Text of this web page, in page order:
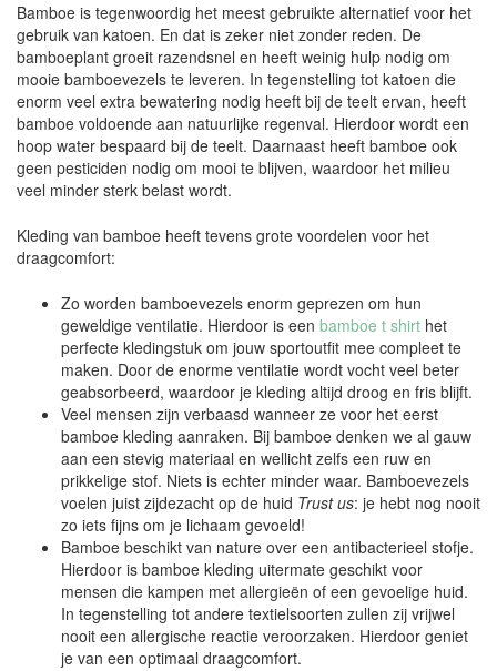
Bamboe is tegenwoordig het meest gebruikte alternatief voor het
gebruik van katoen. En dat is zeker niet zonder reden. De
bamboeplant groeit razendsnel en heeft weinig hulp nodig om
mooie bamboevezels te leveren. In tegenstelling tot katoen die
enorm veel extra bewatering nodig heeft bij de teelt ervan, heeft
bamboe voldoende aan natuurlijke regenval. Hierdoor wordt een
hoop water bespaard bij de teelt. Daarnaast heeft bamboe ook
geen pesticiden nodig om mooi te blijven, waardoor het milieu
veel minder sterk belast wordt.
Kleding van bamboe heeft tevens grote voordelen voor het
draagcomfort:
Zo worden bamboevezels enorm geprezen om hun
geweldige ventilatie. Hierdoor is een bamboe t shirt het
perfecte kledingstuk om jouw sportoutfit mee compleet te
maken. Door de enorme ventilatie wordt vocht veel beter
geabsorbeerd, waardoor je kleding altijd droog en fris blijft.
Veel mensen zijn verbaasd wanneer ze voor het eerst
bamboe kleding aanraken. Bij bamboe denken we al gauw
aan een stevig materiaal en wellicht zelfs een ruw en
prikkelige stof. Niets is echter minder waar. Bamboevezels
voelen juist zijdezacht op de huid Trust us: je hebt nog nooit
zo iets fijns om je lichaam gevoeld!
Bamboe beschikt van nature over een antibacterieel stofje.
Hierdoor is bamboe kleding uitermate geschikt voor
mensen die kampen met allergieën of een gevoelige huid.
In tegenstelling tot andere textielsoorten zullen zij vrijwel
nooit een allergische reactie veroorzaken. Hierdoor geniet
je van een optimaal draagcomfort.